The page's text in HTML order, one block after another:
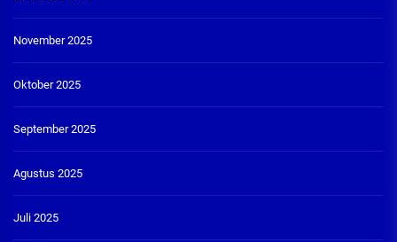
November 2025
Oktober 2025
September 2025
Agustus 2025
Juli 2025